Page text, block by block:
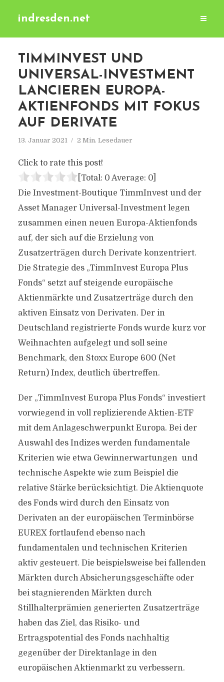
indresden.net
TIMMINVEST UND
UNIVERSAL-INVESTMENT
LANCIEREN EUROPA-
AKTIENFONDS MIT FOKUS
AUF DERIVATE
13. Januar 2021 2 Min. Lesedauer
Click to rate this post!
[Total: 0 Average: 0]
Die Investment-Boutique TimmInvest und der
Asset Manager Universal-Investment legen
zusammen einen neuen Europa-Aktienfonds
auf, der sich auf die Erzielung von
Zusatzerträgen durch Derivate konzentriert.
Die Strategie des „TimmInvest Europa Plus
Fonds“ setzt auf steigende europäische
Aktienmärkte und Zusatzerträge durch den
aktiven Einsatz von Derivaten. Der in
Deutschland registrierte Fonds wurde kurz vor
Weihnachten aufgelegt und soll seine
Benchmark, den Stoxx Europe 600 (Net
Return) Index, deutlich übertreffen.
Der „TimmInvest Europa Plus Fonds“ investiert
vorwiegend in voll replizierende Aktien-ETF
mit dem Anlageschwerpunkt Europa. Bei der
Auswahl des Indizes werden fundamentale
Kriterien wie etwa Gewinnerwartungen und
technische Aspekte wie zum Beispiel die
relative Stärke berücksichtigt. Die Aktienquote
des Fonds wird durch den Einsatz von
Derivaten an der europäischen Terminbörse
EUREX fortlaufend ebenso nach
fundamentalen und technischen Kriterien
aktiv gesteuert. Die beispielsweise bei fallenden
Märkten durch Absicherungsgeschäfte oder
bei stagnierenden Märkten durch
Stillhalterprämien generierten Zusatzerträge
haben das Ziel, das Risiko- und
Ertragspotential des Fonds nachhaltig
gegenüber der Direktanlage in den
europäischen Aktienmarkt zu verbessern.